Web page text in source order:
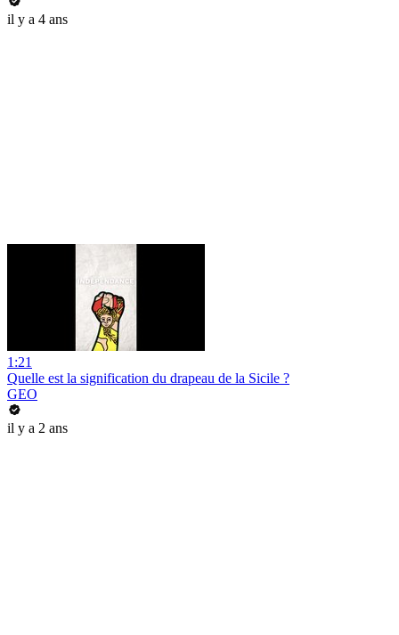
il y a 4 ans
1:21
Quelle est la signification du drapeau de la Sicile ?
GEO
il y a 2 ans